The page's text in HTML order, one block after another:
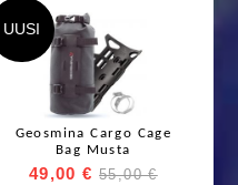
UUSI
Geosmina Cargo Cage
Bag Musta
49,00 € 55,00 €